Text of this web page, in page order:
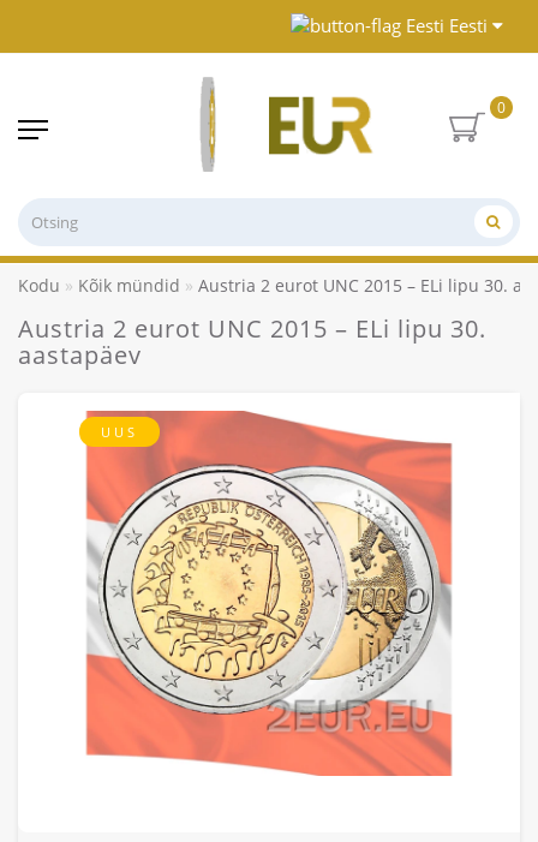
Eesti
0
Kodu Kõik mündid Austria 2 eurot UNC 2015 – ELi lipu 30.
Austria 2 eurot UNC 2015 – ELi lipu 30.
aastapäev
UUS